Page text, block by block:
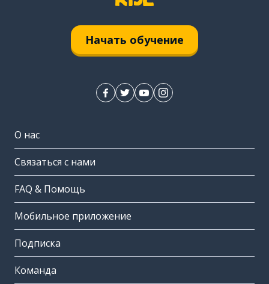
Начать обучение
О нас
Связаться с нами
FAQ & Помощь
Мобильное приложение
Подписка
Команда